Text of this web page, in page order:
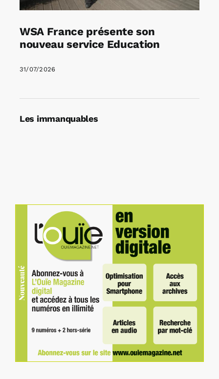
WSA France présente son
nouveau service Education
31/07/2026
Les immanquables